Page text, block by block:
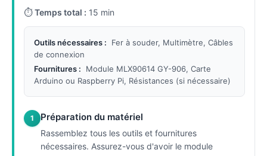
⏱Temps total : 15 min
Outils nécessaires :
Fer à souder, Multimètre, Câbles
de connexion
Fournitures :
Module MLX90614 GY-906, Carte
Arduino ou Raspberry Pi, Résistances (si nécessaire)
1 Préparation du matériel
Rassemblez tous les outils et fournitures
nécessaires. Assurez-vous d'avoir le module